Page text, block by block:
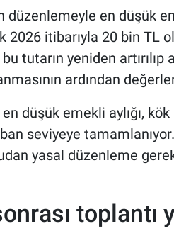
düzenlemeyle en düşük
2026 itibarıyla 20 bin TL
tutarın yeniden artırılıp
ardından
düşük emekli aylığı,
seviyeye
yasal düzenleme
toplantı